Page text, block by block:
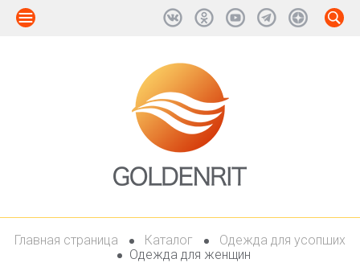
Главная страница Каталог
Одежда для усопших
Одежда для женщин